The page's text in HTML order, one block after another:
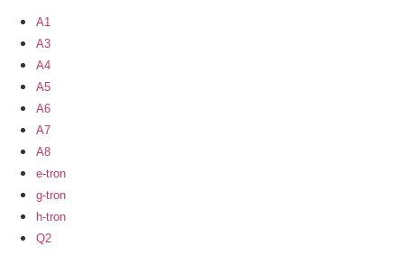
A1
A3
A4
A5
A6
A7
A8
e-tron
g-tron
h-tron
Q2